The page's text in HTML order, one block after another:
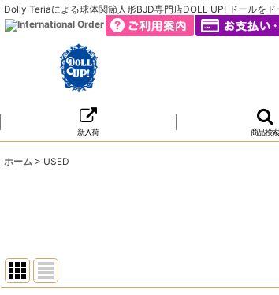
Dolly Teriaによる球体関節人形BJD専門店DOLL UP! ドールを
新入荷 商品検索
ホーム > USED